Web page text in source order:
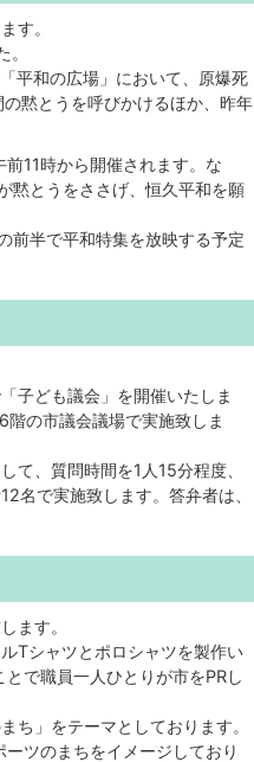
す。
平和の広場」において、原爆死
黙とうを呼びかけるほか、昨年
11時から開催されます。な
黙とうをささげ、恒久平和を願
前半で平和特集を放映する予定
子ども議会」を開催いたしま
の市議会議場で実施致しま
て、質問時間を1人15分程度、
名で実施致します。答弁者は、
ます。
Tシャツとポロシャツを製作い
で職員一人ひとりが市をPRし
ち」をテーマとしております。
ツのまちをイメージしており